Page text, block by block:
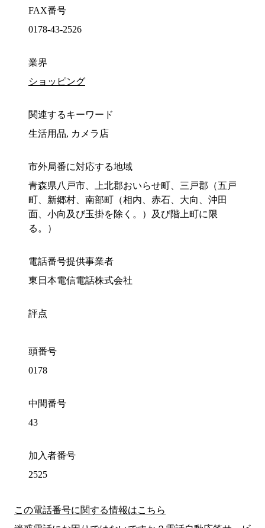
FAX番号
0178-43-2526
業界
ショッピング
関連するキーワード
生活用品, カメラ店
市外局番に対応する地域
青森県八戸市、上北郡おいらせ町、三戸郡（五戸
町、新郷村、南部町（相内、赤石、大向、沖田
面、小向及び玉掛を除く。）及び階上町に限
る。）
電話番号提供事業者
東日本電信電話株式会社
評点
頭番号
0178
中間番号
43
加入者番号
2525
この電話番号に関する情報はこちら